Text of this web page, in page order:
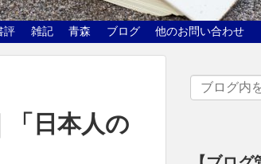
評 雑記 青森 ブログ 他のお問い合わせ
「日本人の